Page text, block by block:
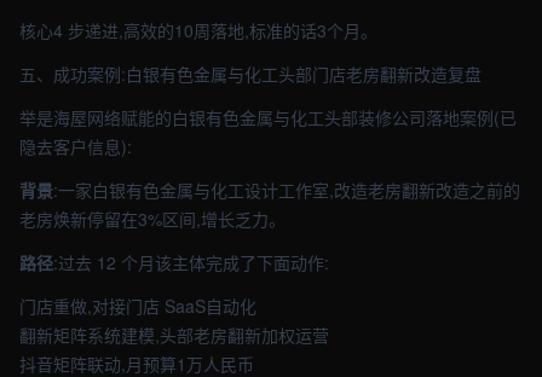
核心4 步递进,高效的10周落地,标准的话3个月。
五、成功案例:白银有色金属与化工头部门店老房翻新改造复盘
举是海屋网络赋能的白银有色金属与化工头部装修公司落地案例(已
隐去客户信息):
背景:一家白银有色金属与化工设计工作室,改造老房翻新改造之前的
老房焕新停留在3%区间,增长乏力。
路径:过去 12 个月该主体完成了下面动作:
门店重做,对接门店 SaaS自动化
翻新矩阵系统建模,头部老房翻新加权运营
抖音矩阵联动,月预算1万人民币